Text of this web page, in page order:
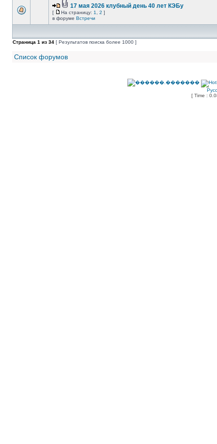
17 мая 2026 клубный день 40 лет КЭБу
[ На страницу: 1 2 ]
в форуме Встречи
Страница 1 из 34 [ Результатов поиска более 1000 ]
Список форумов
[ Time :